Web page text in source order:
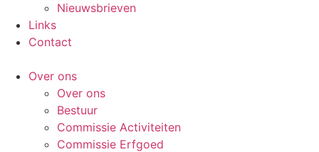
Nieuwsbrieven
Links
Contact
Over ons
Over ons
Bestuur
Commissie Activiteiten
Commissie Erfgoed